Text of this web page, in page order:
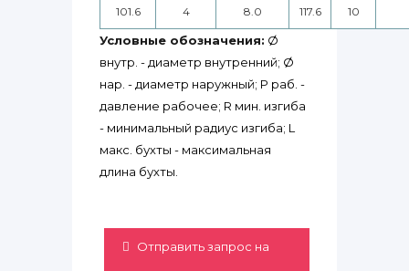
101.6 4 8.0 117.6 10
Условные обозначения: Ø
внутр. - диаметр внутренний; Ø
нар. - диаметр наружный; P раб. -
давление рабочее; R мин. изгиба
- минимальный радиус изгиба; L
макс. бухты - максимальная
длина бухты.
Отправить запрос на